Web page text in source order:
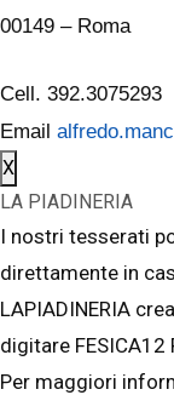
00149 – Roma
Cell. 392.3075293
Email
X
LA PIADINERIA
I nostri tesserati
direttamente in
LAPIADINERIA
digitare FESICA12
Per maggiori